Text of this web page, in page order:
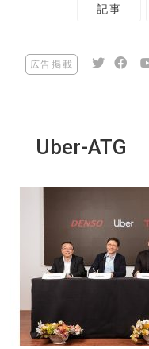
記事
広告掲載
Uber-ATG